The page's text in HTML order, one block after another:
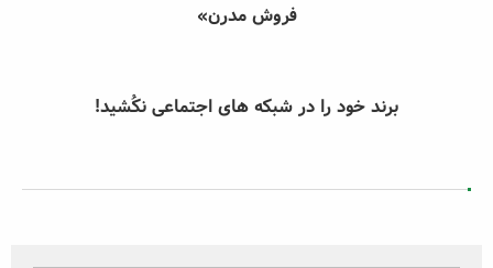
فروش مدرن»
برند خود را در شبکه های اجتماعی نکُشید!